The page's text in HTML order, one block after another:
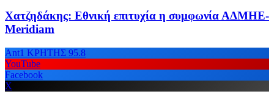
Χατζηδάκης: Εθνική επιτυχία η συμφωνία ΑΔΜΗΕ-
Meridiam
Ant1 ΚΡΗΤΗΣ 95.8
YouTube
Facebook
X